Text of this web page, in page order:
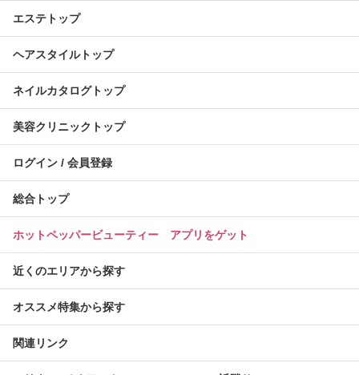
エステトップ
ヘアスタイルトップ
ネイルカタログトップ
美容クリニックトップ
ログイン / 会員登録
総合トップ
ホットペッパービューティー アプリをゲット
近くのエリアから探す
オススメ特集から探す
関連リンク